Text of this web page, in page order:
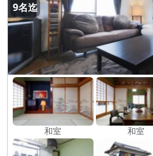
9名迄
和室 和室